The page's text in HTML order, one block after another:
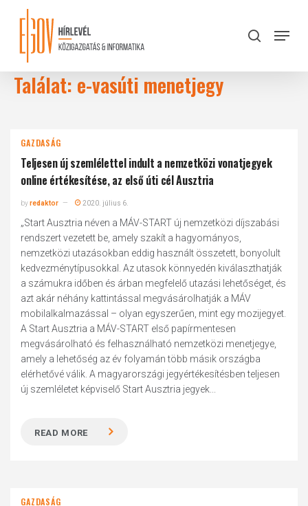
content
search
Menu
Találat: e-vasúti menetjegy
GAZDASÁG
Teljesen új szemlélettel indult a nemzetközi vonatjegyek
online értékesítése, az első úti cél Ausztria
byredaktor 2020. július 6.
„Start Ausztria néven a MÁV-START új nemzetközi díjszabási
rendszert vezetett be, amely szakít a hagyományos,
nemzetközi utazásokban eddig használt összetett, bonyolult
kedvezménytípusokkal. Az utasok könnyedén kiválaszthatják
a számukra időben és árban megfelelő utazási lehetőséget, és
azt akár néhány kattintással megvásárolhatják a MÁV
mobilalkalmazással – olyan egyszerűen, mint egy mozijegyet.
A Start Ausztria a MÁV-START első papírmentesen
megvásárolható és felhasználható nemzetközi menetjegye,
amely a lehetőség az év folyamán több másik országba
elérhetővé válik. A magyarországi jegyértékesítésben teljesen
új szemléletet képviselő Start Ausztria jegyek...
READ MORE
GAZDASÁG
Close